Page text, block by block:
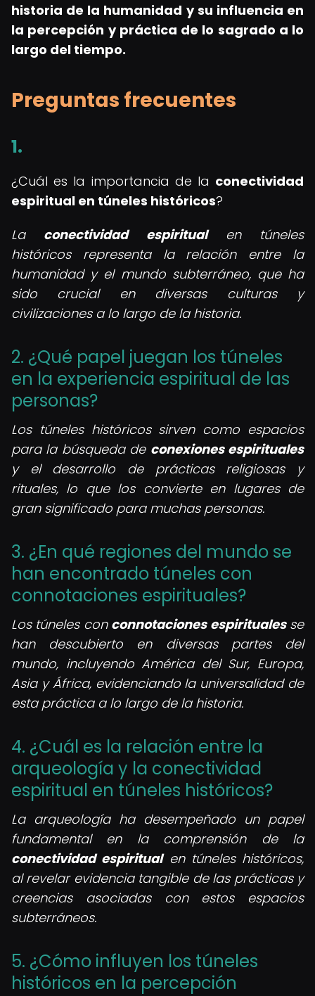
historia de la humanidad y su influencia en
la percepción y práctica de lo sagrado a lo
largo del tiempo.
Preguntas frecuentes
1.
¿Cuál es la importancia de la conectividad
espiritual en túneles históricos?
La conectividad espiritualen túneles
históricos representa la relación entre la
humanidad y el mundo subterráneo, que ha
sido crucial en diversas culturas y
civilizaciones a lo largo de la historia.
2. ¿Qué papel juegan los túneles
en la experiencia espiritual de las
personas?
Los túneles históricos sirven como espacios
para la búsqueda de conexiones espirituales
y el desarrollo de prácticas religiosas y
rituales, lo que los convierte en lugares de
gran significado para muchas personas.
3. ¿En qué regiones del mundo se
han encontrado túneles con
connotaciones espirituales?
Los túneles con connotaciones espiritualesse
han descubierto en diversas partes del
mundo, incluyendo América del Sur, Europa,
Asia y África, evidenciando la universalidad de
esta práctica a lo largo de la historia.
4. ¿Cuál es la relación entre la
arqueología y la conectividad
espiritual en túneles históricos?
La arqueología ha desempeñado un papel
fundamental en la comprensión de la
conectividad espiritualen túneles históricos,
al revelar evidencia tangible de las prácticas y
creencias asociadas con estos espacios
subterráneos.
5. ¿Cómo influyen los túneles
históricos en la percepción